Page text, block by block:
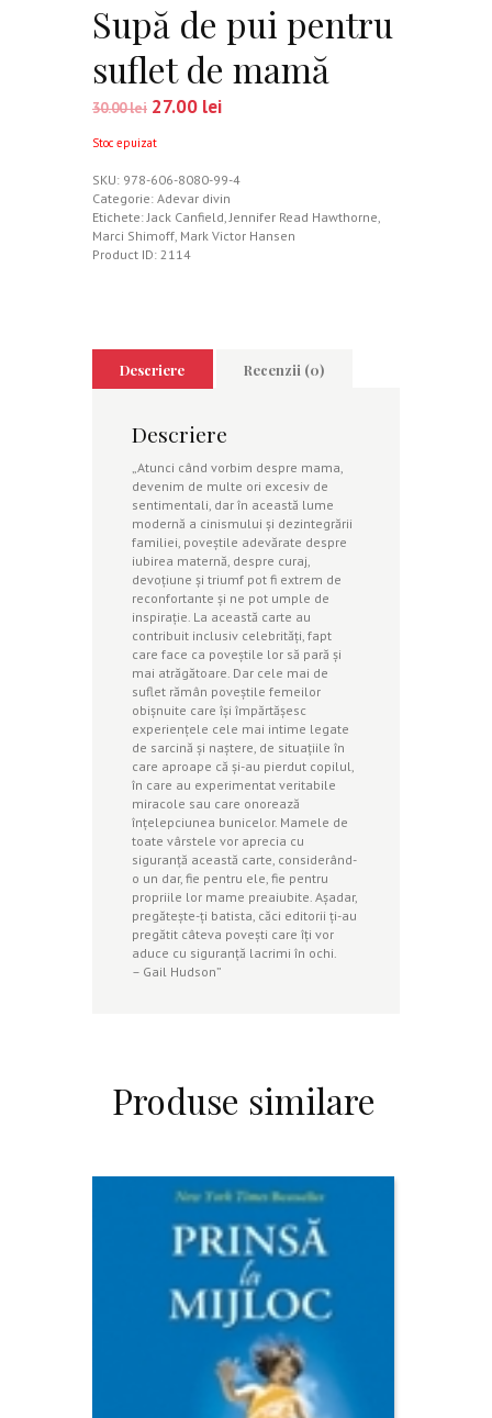
Supă de pui pentru
suflet de mamă
30.00lei 27.00 lei
Stoc epuizat
SKU: 978-606-8080-99-4
Categorie: Adevar divin
Etichete:Jack Canfield,Jennifer Read Hawthorne,
Marci Shimoff, Mark Victor Hansen
Product ID: 2114
Descriere Recenzii (0)
Descriere
„Atunci când vorbim despre mama,
devenim de multe ori excesiv de
sentimentali, dar în această lume
modernă a cinismului şi dezintegrării
familiei, poveştile adevărate despre
iubirea maternă, despre curaj,
devoţiune şi triumf pot fi extrem de
reconfortante şi ne pot umple de
inspiraţie. La această carte au
contribuit inclusiv celebrităţi, fapt
care face ca poveştile lor să pară şi
mai atrăgătoare. Dar cele mai de
suflet rămân poveştile femeilor
obişnuite care îşi împărtăşesc
experienţele cele mai intime legate
de sarcină şi naştere, de situaţiile în
care aproape că şi-au pierdut copilul,
în care au experimentat veritabile
miracole sau care onorează
înţelepciunea bunicelor. Mamele de
toate vârstele vor aprecia cu
siguranţă această carte, considerând-
o un dar, fie pentru ele, fie pentru
propriile lor mame preaiubite. Aşadar,
pregăteşte-ţi batista, căci editorii ţi-au
pregătit câteva poveşti care îţi vor
aduce cu siguranţă lacrimi în ochi.
– Gail Hudson”
Produse similare